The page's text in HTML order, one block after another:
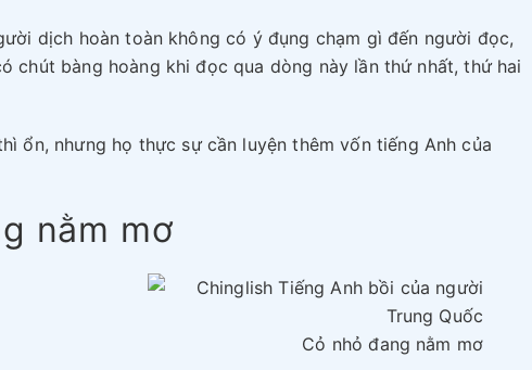
dịch hoàn toàn không có ý đụng chạm gì đến người đọc,
chút bàng hoàng khi đọc qua dòng này lần thứ nhất, thứ hai
ổn, nhưng họ thực sự cần luyện thêm vốn tiếng Anh của
nằm mơ
Cỏ nhỏ đang nằm mơ